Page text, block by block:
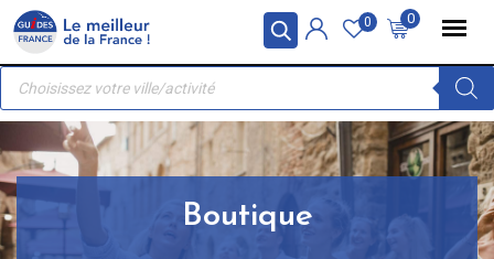
Panneau de gestion des cookies
Skip
content
0
0
Recherche
produits
Boutique